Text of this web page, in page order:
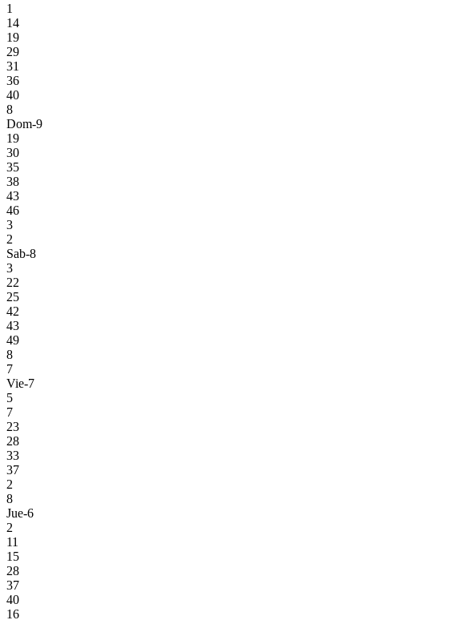
1
14
19
29
31
36
40
8
Dom-9
19
30
35
38
43
46
3
2
Sab-8
3
22
25
42
43
49
8
7
Vie-7
5
7
23
28
33
37
2
8
Jue-6
2
11
15
28
37
40
16